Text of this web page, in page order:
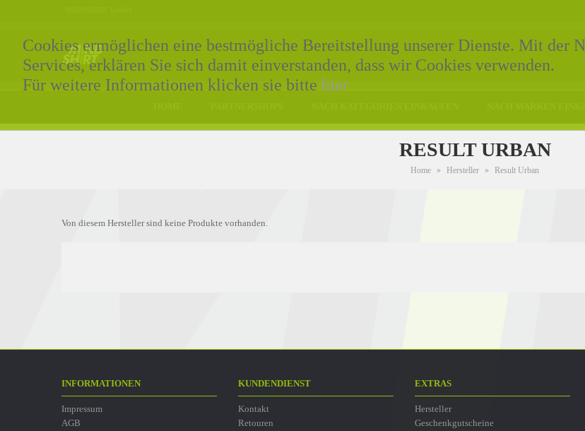
RESULT URBAN
Home » Hersteller » Result Urban
Von diesem Hersteller sind keine Produkte vorhanden.
INFORMATIONEN
Impressum
AGB
KUNDENDIENST
Kontakt
Retouren
EXTRAS
Hersteller
Geschenkgutscheine
Cookies ermöglichen eine bestmögliche Bereitstellung unserer Dienste. Mit der
Services, erklären Sie sich damit einverstanden, dass wir Cookies verwenden.
Für weitere Informationen klicken sie bitte hier